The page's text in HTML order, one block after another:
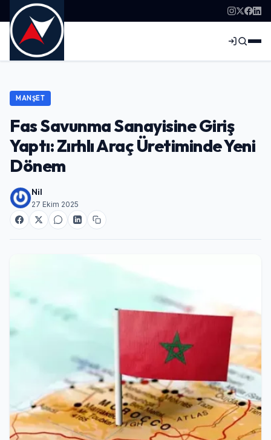
MANŞET
Fas Savunma Sanayisine Giriş
Yaptı: Zırhlı Araç Üretiminde Yeni
Dönem
Nil
27 Ekim 2025